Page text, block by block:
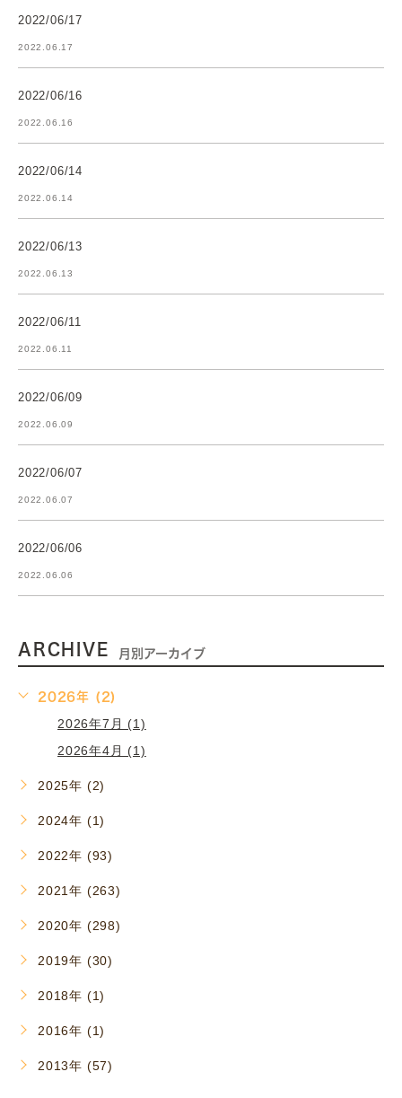
2022/06/17
2022.06.17
2022/06/16
2022.06.16
2022/06/14
2022.06.14
2022/06/13
2022.06.13
2022/06/11
2022.06.11
2022/06/09
2022.06.09
2022/06/07
2022.06.07
2022/06/06
2022.06.06
ARCHIVE 月別アーカイブ
2026年 (2)
2026年7月 (1)
2026年4月 (1)
2025年 (2)
2024年 (1)
2022年 (93)
2021年 (263)
2020年 (298)
2019年 (30)
2018年 (1)
2016年 (1)
2013年 (57)